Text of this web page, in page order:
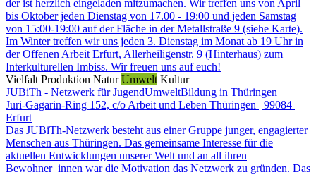
der ist herzlich eingeladen mitzumachen. Wir treffen uns von April
bis Oktober jeden Dienstag von 17.00 - 19:00 und jeden Samstag
von 15:00-19:00 auf der Fläche in der Metallstraße 9 (siehe Karte).
Im Winter treffen wir uns jeden 3. Dienstag im Monat ab 19 Uhr in
der Offenen Arbeit Erfurt, Allerheiligenstr. 9 (Hinterhaus) zum
Interkulturellen Imbiss. Wir freuen uns auf euch!
Vielfalt Produktion Natur Umwelt Kultur
JUBiTh - Netzwerk für JugendUmweltBildung in Thüringen
Juri-Gagarin-Ring 152, c/o Arbeit und Leben Thüringen | 99084 |
Erfurt
Das JUBiTh-Netzwerk besteht aus einer Gruppe junger, engagierter
Menschen aus Thüringen. Das gemeinsame Interesse für die
aktuellen Entwicklungen unserer Welt und an all ihren
Bewohner_innen war die Motivation das Netzwerk zu gründen. Das